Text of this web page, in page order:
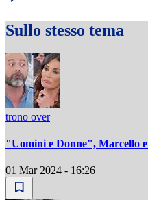
Sullo stesso tema
trono over
"Uomini e Donne", Marcello e
01 Mar 2024 - 16:26